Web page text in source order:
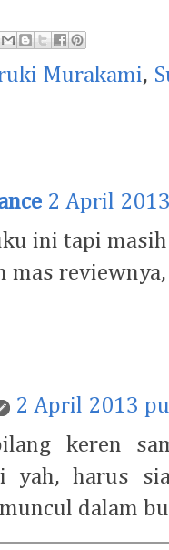
Murakami,
2 April
ini tapi
mas
2 April 2013
keren
yah, harus
dalam